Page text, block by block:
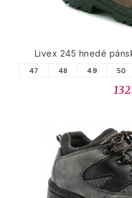
Livex 245 hnedé
47 48 49 50